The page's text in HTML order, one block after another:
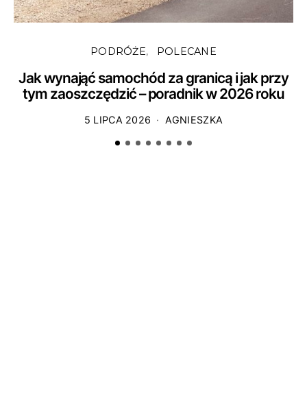
PODRÓŻE POLECANE
Jak wynająć samochód za granicą i jak przy
tym zaoszczędzić – poradnik w 2026 roku
5 LIPCA 2026 AGNIESZKA